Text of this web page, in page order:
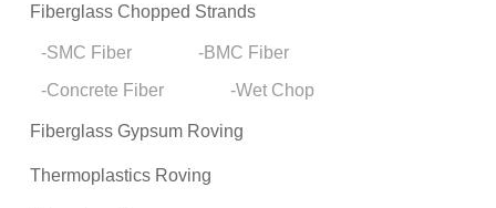
Fiberglass Chopped Strands
SMC Fiber
BMC Fiber
Concrete Fiber
Wet Chop
Fiberglass Gypsum Roving
Thermoplastics Roving